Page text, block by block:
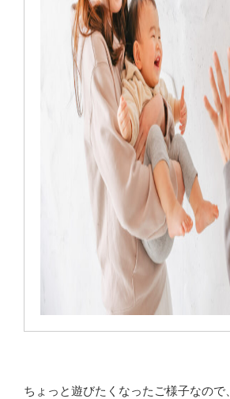
ちょっと遊びたくなったご様子なので、